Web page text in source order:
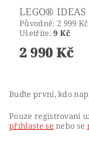
LEGO® IDEAS
Původně: 2 999 Kč
Ušetříte:9 Kč
2 990 Kč
Buďte první, kdo
Pouze registrovaní
přihlaste se nebo se